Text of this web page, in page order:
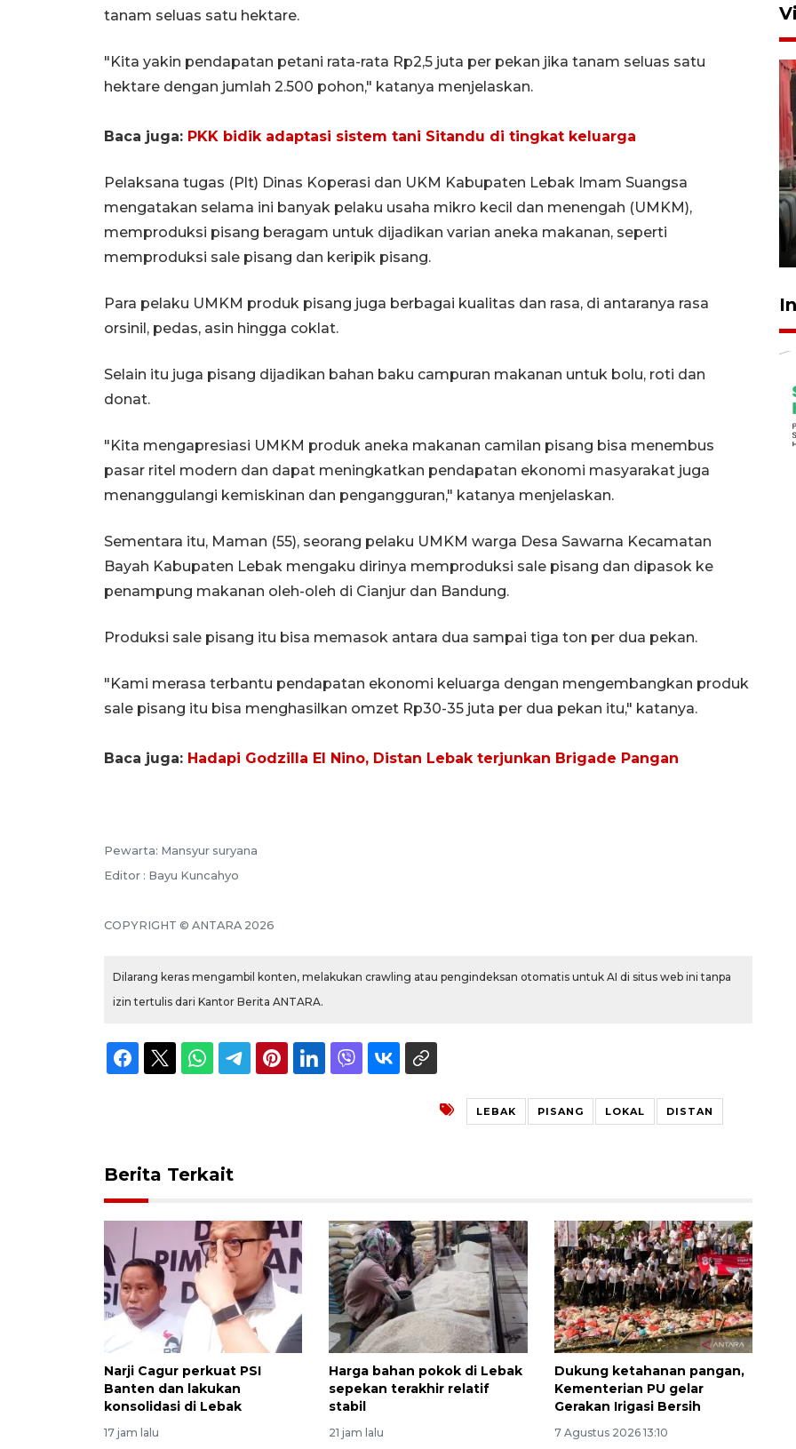
tanam seluas satu hektare.
"Kita yakin pendapatan petani rata-rata Rp2,5 juta per pekan jika tanam seluas satu
hektare dengan jumlah 2.500 pohon," katanya menjelaskan.
Baca juga: PKK bidik adaptasi sistem tani Sitandu di tingkat keluarga
Pelaksana tugas (Plt) Dinas Koperasi dan UKM Kabupaten Lebak Imam Suangsa
mengatakan selama ini banyak pelaku usaha mikro kecil dan menengah (UMKM),
memproduksi pisang beragam untuk dijadikan varian aneka makanan, seperti
memproduksi sale pisang dan keripik pisang.
Para pelaku UMKM produk pisang juga berbagai kualitas dan rasa, di antaranya rasa
orsinil, pedas, asin hingga coklat.
Selain itu juga pisang dijadikan bahan baku campuran makanan untuk bolu, roti dan
donat.
"Kita mengapresiasi UMKM produk aneka makanan camilan pisang bisa menembus
pasar ritel modern dan dapat meningkatkan pendapatan ekonomi masyarakat juga
menanggulangi kemiskinan dan pengangguran," katanya menjelaskan.
Sementara itu, Maman (55), seorang pelaku UMKM warga Desa Sawarna Kecamatan
Bayah Kabupaten Lebak mengaku dirinya memproduksi sale pisang dan dipasok ke
penampung makanan oleh-oleh di Cianjur dan Bandung.
Produksi sale pisang itu bisa memasok antara dua sampai tiga ton per dua pekan.
"Kami merasa terbantu pendapatan ekonomi keluarga dengan mengembangkan produk
sale pisang itu bisa menghasilkan omzet Rp30-35 juta per dua pekan itu," katanya.
Baca juga: Hadapi Godzilla El Nino, Distan Lebak terjunkan Brigade Pangan
Pewarta: Mansyur suryana
Editor : Bayu Kuncahyo
COPYRIGHT © ANTARA 2026
Dilarang keras mengambil konten, melakukan crawling atau pengindeksan otomatis untuk AI di situs web ini tanpa
izin tertulis dari Kantor Berita ANTARA.
LEBAK PISANG LOKAL DISTAN
Berita Terkait
Narji Cagur perkuat PSI
Banten dan lakukan
konsolidasi di Lebak
17 jam lalu
Harga bahan pokok di Lebak
sepekan terakhir relatif
stabil
21 jam lalu
Dukung ketahanan pangan,
Kementerian PU gelar
Gerakan Irigasi Bersih
7 Agustus 2026 13:10
Kunjungi Cilegon, China lirik
potensi kerjasama di bidang